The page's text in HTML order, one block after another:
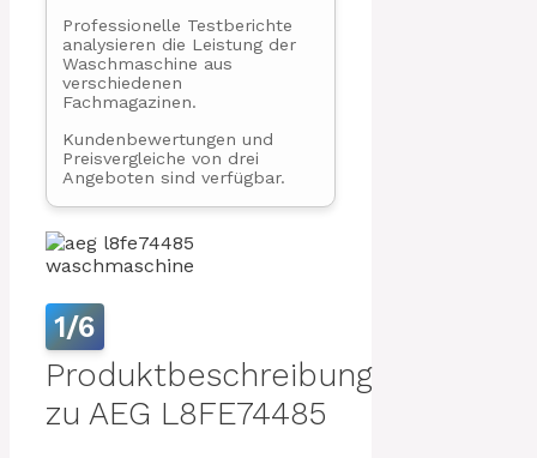
Professionelle Testberichte
analysieren die Leistung der
Waschmaschine aus
verschiedenen
Fachmagazinen.
Kundenbewertungen und
Preisvergleiche von drei
Angeboten sind verfügbar.
1/6
Produktbeschreibung
zu AEG L8FE74485